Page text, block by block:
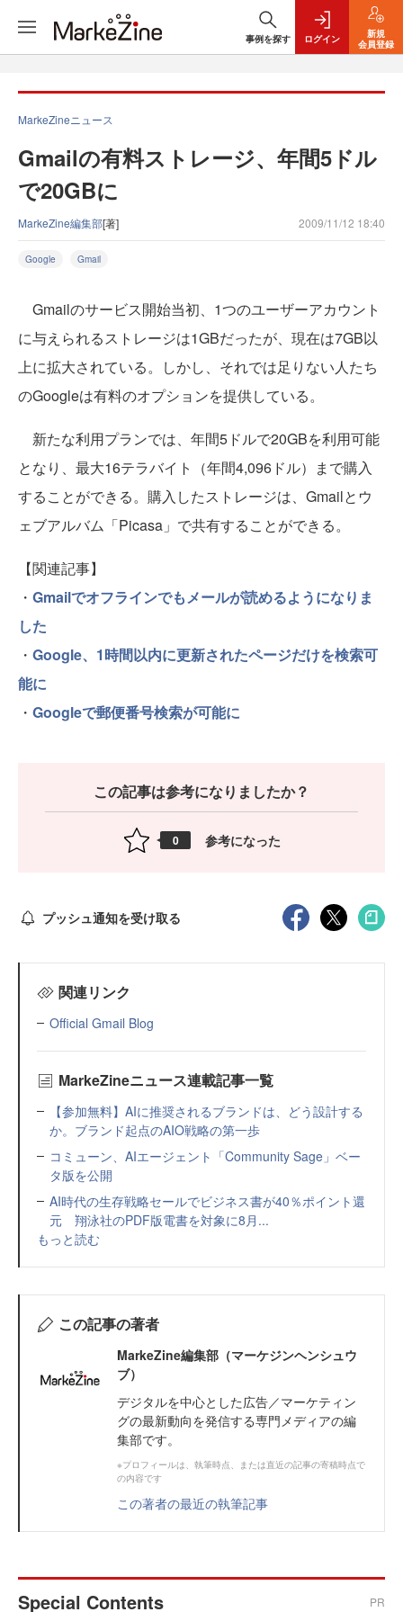
事例を探す ログイン
新規
会員登録
MarkeZineニュース
Gmailの有料ストレージ、年間5ドル
で20GBに
MarkeZine編集部[著] 2009/11/12 18:40
Google Gmail
Gmailのサービス開始当初、1つのユーザーアカウント
に与えられるストレージは1GBだったが、現在は7GB以
上に拡大されている。しかし、それでは足りない人たち
のGoogleは有料のオプションを提供している。
新たな利用プランでは、年間5ドルで20GBを利用可能
となり、最大16テラバイト（年間4,096ドル）まで購入
することができる。購入したストレージは、Gmailとウ
ェブアルバム「Picasa」で共有することができる。
【関連記事】
・ Gmailでオフラインでもメールが読めるようになりま
した
・ Google、1時間以内に更新されたページだけを検索可
能に
・ Googleで郵便番号検索が可能に
この記事は参考になりましたか？
0 参考になった
プッシュ通知を受け取る
関連リンク
Official Gmail Blog
MarkeZineニュース連載記事一覧
【参加無料】AIに推奨されるブランドは、どう設計する
か。ブランド起点のAIO戦略の第一歩
コミューン、AIエージェント「Community Sage」ベー
タ版を公開
AI時代の生存戦略セールでビジネス書が40％ポイント還
元 翔泳社のPDF版電書を対象に8月...
もっと読む
この記事の著者
MarkeZine編集部（マーケジンヘンシュウ
ブ）
デジタルを中心とした広告／マーケティン
グの最新動向を発信する専門メディアの編
集部です。
※プロフィールは、執筆時点、または直近の記事の寄稿時点で
の内容です
この著者の最近の執筆記事
Special Contents PR